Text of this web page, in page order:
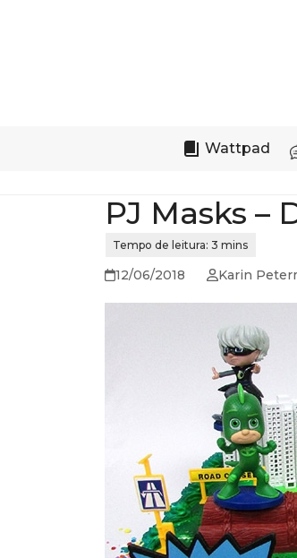
Wattpad
PJ Masks –
12/06/2018 Karin